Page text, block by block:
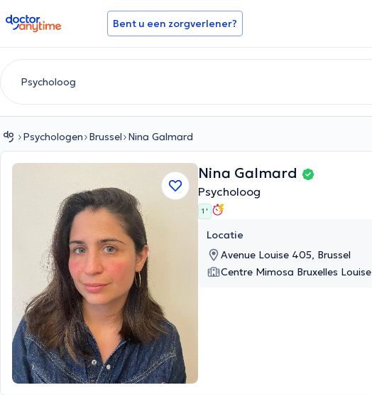
doctoranytime Bent u een zorgverlener?
Psychologen Brussel Nina Galmard
Nina Galmard
Psycholoog
1 '
Locatie
Avenue Louise 405, Brussel
Centre Mimosa Bruxelles Louise